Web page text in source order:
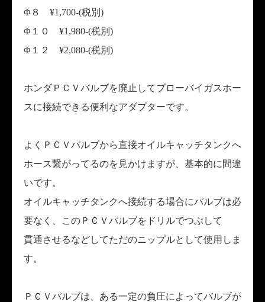
Φ８ ¥1,700-(税別)
Φ１０ ¥1,980-(税別)
Φ１２ ¥2,080-(税別)
ホンダＰＣＶバルブを廃止してブローバイガスホー
スに接続できる便利なアダプターです。
よくＰＣＶバルブから直接オイルキャッチタンクへ
ホース繋がってるのを見かけますが、基本的に間違
いです。
オイルキャッチタンクへ接続する場合にバルブは必
要なく、このＰＣＶバルブをドリルでつぶして
貫通させるなどしてただのニップルとして使用しま
す。
ＰＣＶバルブは、ある一定の負圧によってバルブが